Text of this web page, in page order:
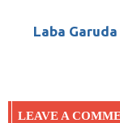
Laba
LEAVE A